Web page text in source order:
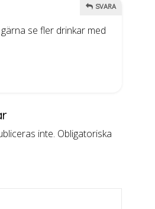
SVARA
se fler drinkar med
inte. Obligatoriska